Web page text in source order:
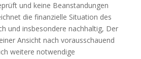
und keine Beanstandungen
die finanzielle Situation des
und insbesondere nachhaltig, Der
Ansicht nach vorausschauend
weitere notwendige